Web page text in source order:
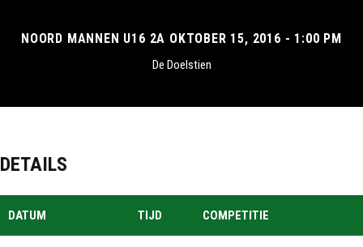
NOORD MANNEN U16 2A OKTOBER 15, 2016 - 1:00 PM
De Doelstien
DETAILS
DATUM TIJD COMPETITIE